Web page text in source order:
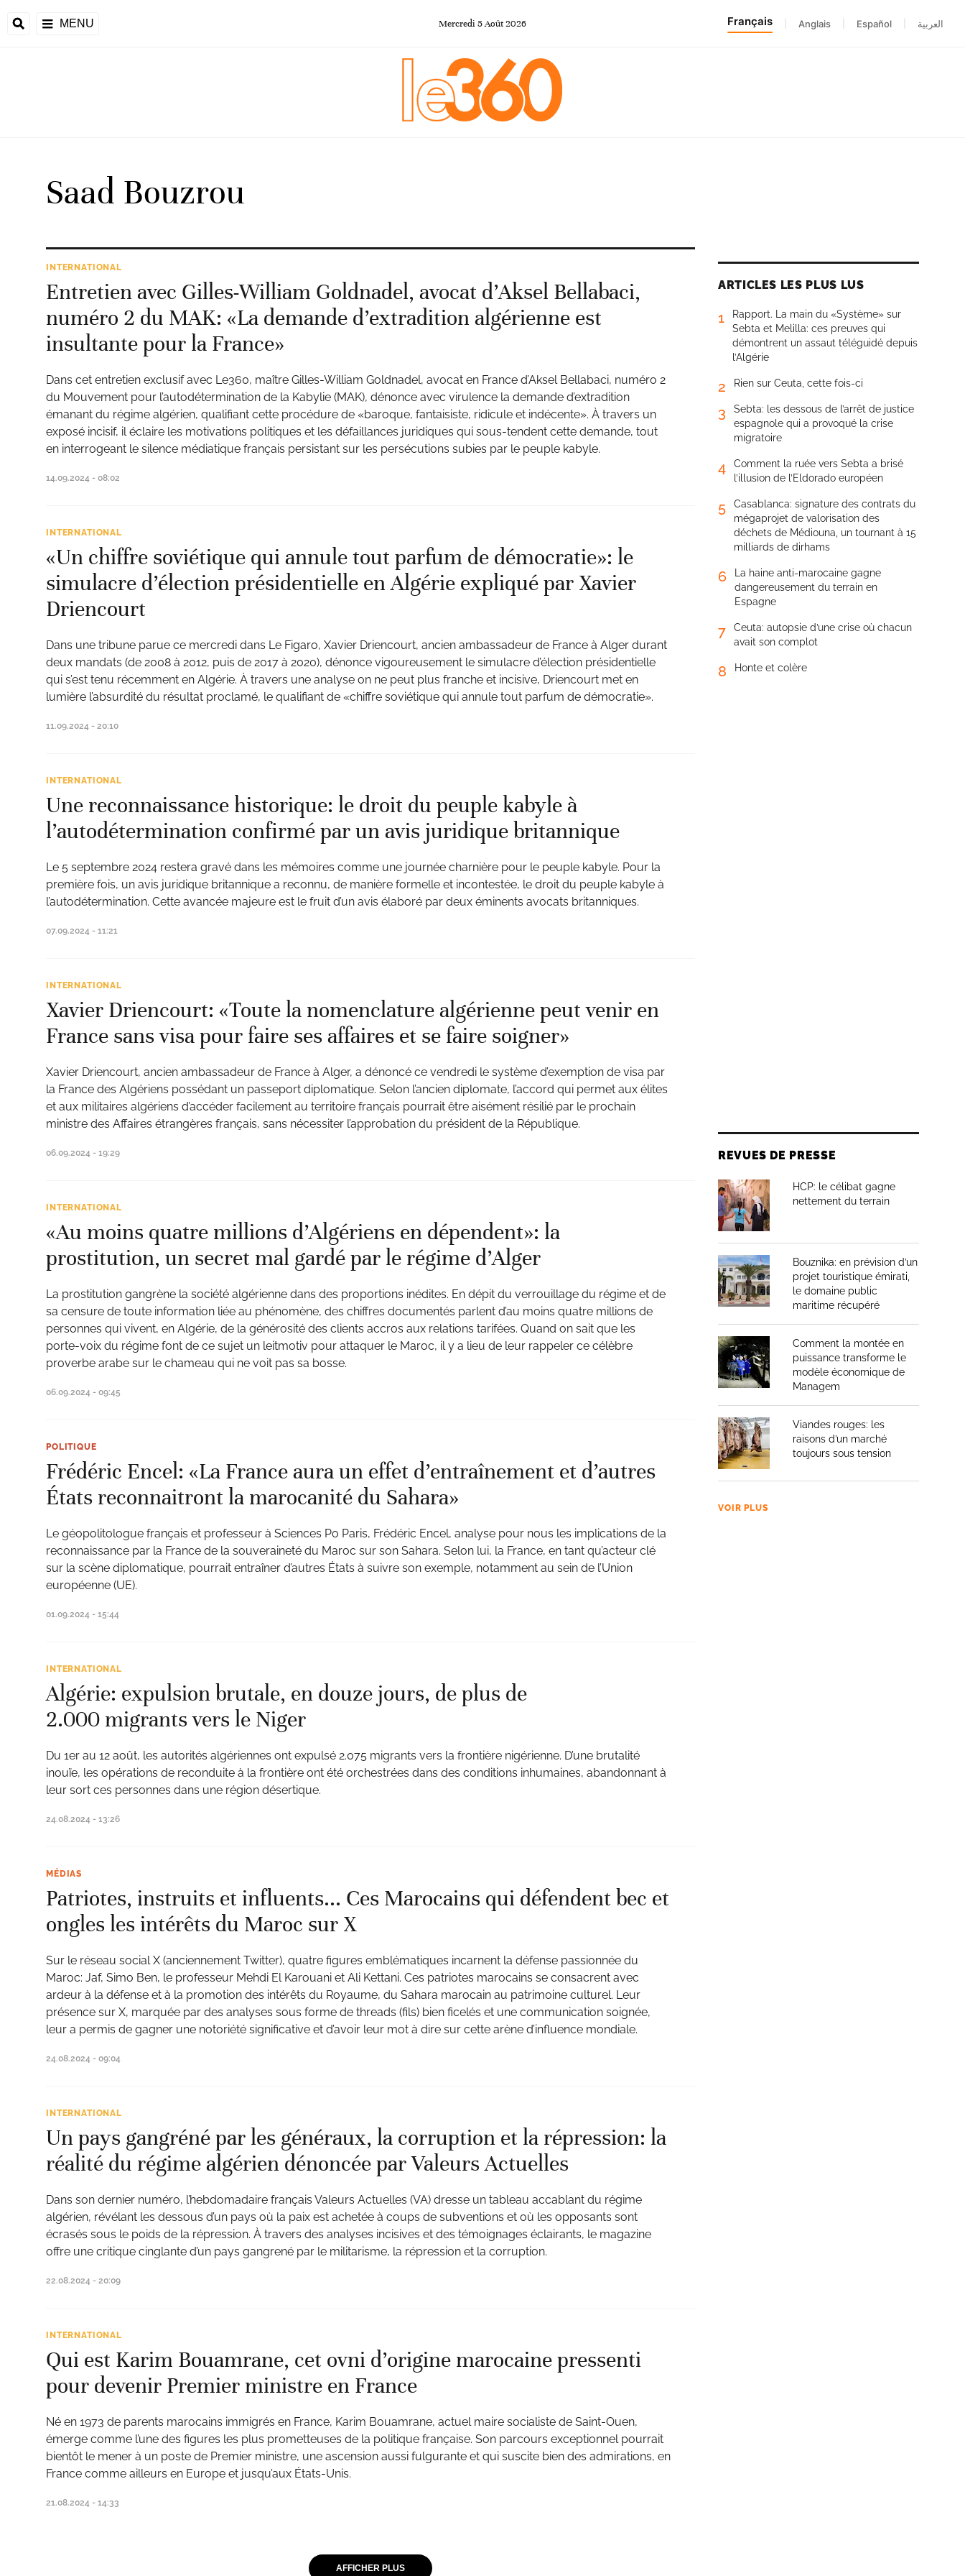
MENU Mercredi 5Août2026 Français Anglais Español العربية
Saad Bouzrou
INTERNATIONAL
Entretien avec Gilles-William Goldnadel, avocat d’Aksel Bellabaci,
numéro 2 du MAK: «La demande d’extradition algérienne est
insultante pour la France»
Dans cet entretien exclusif avec Le360, maître Gilles-William Goldnadel, avocat en France d’Aksel Bellabaci, numéro 2
du Mouvement pour l’autodétermination de la Kabylie (MAK), dénonce avec virulence la demande d’extradition
émanant du régime algérien, qualifiant cette procédure de «baroque, fantaisiste, ridicule et indécente». À travers un
exposé incisif, il éclaire les motivations politiques et les défaillances juridiques qui sous-tendent cette demande, tout
en interrogeant le silence médiatique français persistant sur les persécutions subies par le peuple kabyle.
14.09.2024 - 08:02
INTERNATIONAL
«Un chiffre soviétique qui annule tout parfum de démocratie»: le
simulacre d’élection présidentielle en Algérie expliqué par Xavier
Driencourt
Dans une tribune parue ce mercredi dans Le Figaro, Xavier Driencourt, ancien ambassadeur de France à Alger durant
deux mandats (de 2008 à 2012, puis de 2017 à 2020), dénonce vigoureusement le simulacre d’élection présidentielle
qui s’est tenu récemment en Algérie. À travers une analyse on ne peut plus franche et incisive, Driencourt met en
lumière l’absurdité du résultat proclamé, le qualifiant de «chiffre soviétique qui annule tout parfum de démocratie».
11.09.2024 - 20:10
INTERNATIONAL
Une reconnaissance historique: le droit du peuple kabyle à
l’autodétermination confirmé par un avis juridique britannique
Le 5 septembre 2024 restera gravé dans les mémoires comme une journée charnière pour le peuple kabyle. Pour la
première fois, un avis juridique britannique a reconnu, de manière formelle et incontestée, le droit du peuple kabyle à
l’autodétermination. Cette avancée majeure est le fruit d’un avis élaboré par deux éminents avocats britanniques.
07.09.2024 - 11:21
INTERNATIONAL
Xavier Driencourt: «Toute la nomenclature algérienne peut venir en
France sans visa pour faire ses affaires et se faire soigner»
Xavier Driencourt, ancien ambassadeur de France à Alger, a dénoncé ce vendredi le système d’exemption de visa par
la France des Algériens possédant un passeport diplomatique. Selon l’ancien diplomate, l’accord qui permet aux élites
et aux militaires algériens d’accéder facilement au territoire français pourrait être aisément résilié par le prochain
ministre des Affaires étrangères français, sans nécessiter l’approbation du président de la République.
06.09.2024 - 19:29
INTERNATIONAL
«Au moins quatre millions d’Algériens en dépendent»: la
prostitution, un secret mal gardé par le régime d’Alger
La prostitution gangrène la société algérienne dans des proportions inédites. En dépit du verrouillage du régime et de
sa censure de toute information liée au phénomène, des chiffres documentés parlent d’au moins quatre millions de
personnes qui vivent, en Algérie, de la générosité des clients accros aux relations tarifées. Quand on sait que les
porte-voix du régime font de ce sujet un leitmotiv pour attaquer le Maroc, il y a lieu de leur rappeler ce célèbre
proverbe arabe sur le chameau qui ne voit pas sa bosse.
06.09.2024 - 09:45
POLITIQUE
Frédéric Encel: «La France aura un effet d’entraînement et d’autres
États reconnaitront la marocanité du Sahara»
Le géopolitologue français et professeur à Sciences Po Paris, Frédéric Encel, analyse pour nous les implications de la
reconnaissance par la France de la souveraineté du Maroc sur son Sahara. Selon lui, la France, en tant qu’acteur clé
sur la scène diplomatique, pourrait entraîner d’autres États à suivre son exemple, notamment au sein de l’Union
européenne (UE).
01.09.2024 - 15:44
INTERNATIONAL
Algérie: expulsion brutale, en douze jours, de plus de
2.000 migrants vers le Niger
Du 1er au 12 août, les autorités algériennes ont expulsé 2.075 migrants vers la frontière nigérienne. D’une brutalité
inouïe, les opérations de reconduite à la frontière ont été orchestrées dans des conditions inhumaines, abandonnant à
leur sort ces personnes dans une région désertique.
24.08.2024 - 13:26
MÉDIAS
Patriotes, instruits et influents... Ces Marocains qui défendent bec et
ongles les intérêts du Maroc sur X
Sur le réseau social X (anciennement Twitter), quatre figures emblématiques incarnent la défense passionnée du
Maroc: Jaf, Simo Ben, le professeur Mehdi El Karouani et Ali Kettani. Ces patriotes marocains se consacrent avec
ardeur à la défense et à la promotion des intérêts du Royaume, du Sahara marocain au patrimoine culturel. Leur
présence sur X, marquée par des analyses sous forme de threads (fils) bien ficelés et une communication soignée,
leur a permis de gagner une notoriété significative et d’avoir leur mot à dire sur cette arène d’influence mondiale.
24.08.2024 - 09:04
INTERNATIONAL
Un pays gangréné par les généraux, la corruption et la répression: la
réalité du régime algérien dénoncée par Valeurs Actuelles
Dans son dernier numéro, l’hebdomadaire français Valeurs Actuelles (VA) dresse un tableau accablant du régime
algérien, révélant les dessous d’un pays où la paix est achetée à coups de subventions et où les opposants sont
écrasés sous le poids de la répression. À travers des analyses incisives et des témoignages éclairants, le magazine
offre une critique cinglante d’un pays gangrené par le militarisme, la répression et la corruption.
22.08.2024 - 20:09
INTERNATIONAL
Qui est Karim Bouamrane, cet ovni d’origine marocaine pressenti
pour devenir Premier ministre en France
Né en 1973 de parents marocains immigrés en France, Karim Bouamrane, actuel maire socialiste de Saint-Ouen,
émerge comme l’une des figures les plus prometteuses de la politique française. Son parcours exceptionnel pourrait
bientôt le mener à un poste de Premier ministre, une ascension aussi fulgurante et qui suscite bien des admirations, en
France comme ailleurs en Europe et jusqu’aux États-Unis.
21.08.2024 - 14:33
AFFICHER PLUS
ARTICLES LES PLUS LUS
1
Rapport. La main du «Système» sur
Sebta et Melilla: ces preuves qui
démontrent un assaut téléguidé depuis
l’Algérie
2 Rien sur Ceuta, cette fois-ci
3
Sebta: les dessous de l’arrêt de justice
espagnole qui a provoqué la crise
migratoire
4
Comment la ruée vers Sebta a brisé
l’illusion de l’Eldorado européen
5
Casablanca: signature des contrats du
mégaprojet de valorisation des
déchets de Médiouna, un tournant à 15
milliards de dirhams
6
La haine anti-marocaine gagne
dangereusement du terrain en
Espagne
7
Ceuta: autopsie d’une crise où chacun
avait son complot
8 Honte et colère
REVUES DE PRESSE
HCP: le célibat gagne
nettement du terrain
Bouznika: en prévision d’un
projet touristique émirati,
le domaine public
maritime récupéré
Comment la montée en
puissance transforme le
modèle économique de
Managem
Viandes rouges: les
raisons d’un marché
toujours sous tension
VOIR PLUS